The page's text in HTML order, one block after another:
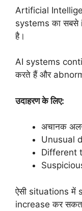
Artificial
systems का सबसे
है।
AI systems
करते हैं और
उदाहरण के लिए:
अचानक
Unusual
Different
ऐसी situations में
increase कर